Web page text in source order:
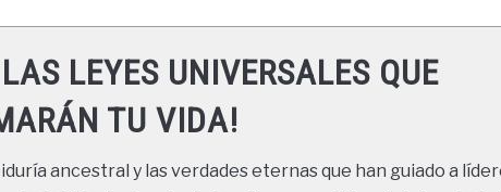
LEYES UNIVERSALES QUE
TU VIDA!
ancestral y las verdades eternas que han guiado a